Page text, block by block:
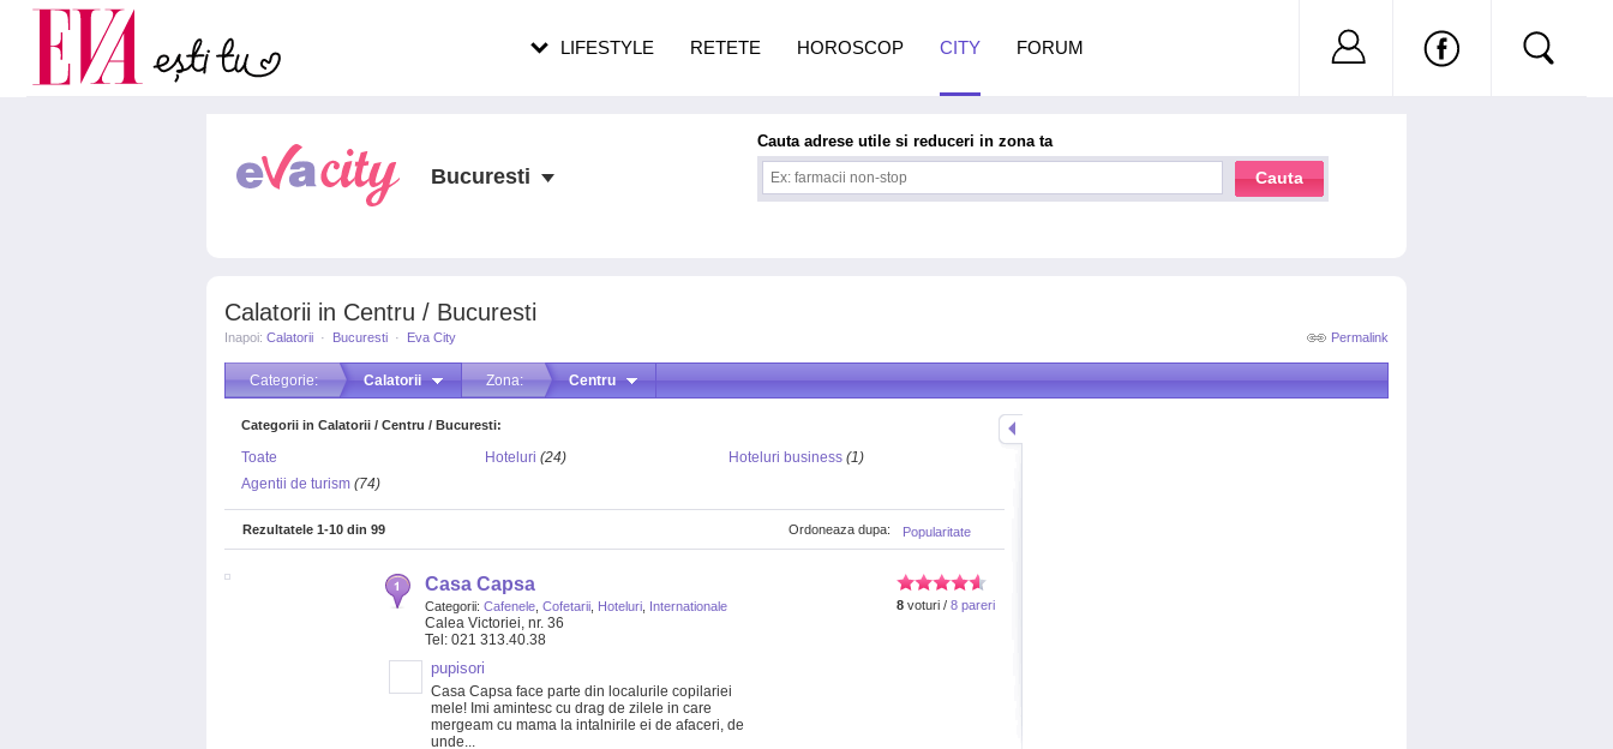
Calatorii in Centru / Bucuresti
Permalink
Inapoi: Calatorii · Bucuresti · Eva City
Categorie: Calatorii Zona: Centru
Categorii in Calatorii / Centru / Bucuresti:
Toate Hoteluri (24) Hoteluri business (1)
Agentii de turism (74)
Popularitate
Ordoneaza dupa:
Rezultatele 1-10 din 99
8 voturi / 8 pareri
Casa Capsa
Categorii: Cafenele Cofetarii Hoteluri Internationale
Calea Victoriei, nr. 36
Tel: 021 313.40.38
pupisori
Casa Capsa face parte din localurile copilariei
mele! Imi amintesc cu drag de zilele in care
mergeam cu mama la intalnirile ei de afaceri, de
unde...
Bucuresti
Cauta adrese utile si reduceri in zona ta
Cauta
LIFESTYLE RETETE HOROSCOP CITY FORUM Nu ai cont?
Carieră
Actualitate